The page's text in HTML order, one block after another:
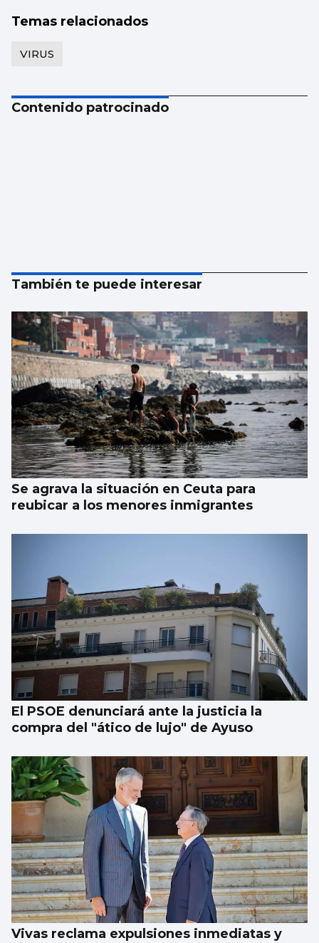
Temas relacionados
VIRUS
Contenido patrocinado
También te puede interesar
Se agrava la situación en Ceuta para
reubicar a los menores inmigrantes
El PSOE denunciará ante la justicia la
compra del "ático de lujo" de Ayuso
Vivas reclama expulsiones inmediatas y